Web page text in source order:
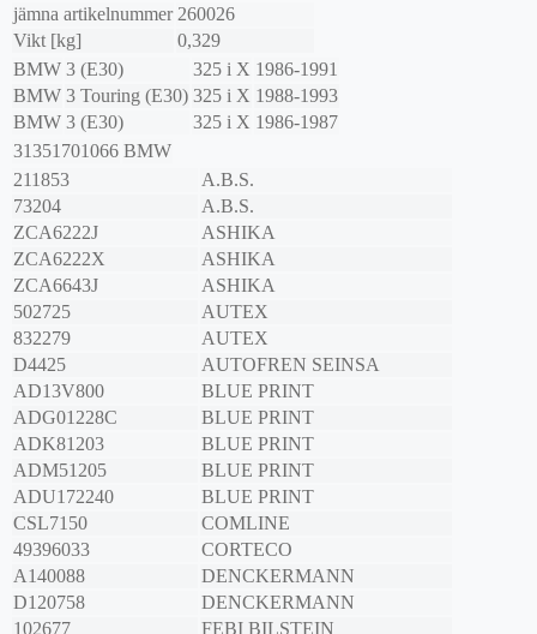
jämna artikelnummer 260026
Vikt [kg]
0,329
BMW 3 (E30) 325 i X 1986-1991
BMW 3 Touring (E30) 325 i X 1988-1993
BMW 3 (E30) 325 i X 1986-1987
31351701066 BMW
211853
A.B.S.
73204
A.B.S.
ZCA6222J
ASHIKA
ZCA6222X
ASHIKA
ZCA6643J
ASHIKA
502725
AUTEX
832279
AUTEX
D4425
AUTOFREN SEINSA
AD13V800
BLUE PRINT
ADG01228C
BLUE PRINT
ADK81203
BLUE PRINT
ADM51205
BLUE PRINT
ADU172240
BLUE PRINT
CSL7150
COMLINE
49396033
CORTECO
A140088
DENCKERMANN
D120758
DENCKERMANN
102677
FEBI BILSTEIN